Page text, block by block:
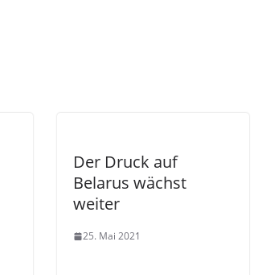
Der Druck auf
Belarus wächst
weiter
25. Mai 2021